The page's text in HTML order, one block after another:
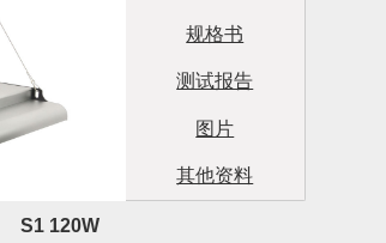
规格书
测试报告
图片
其他资料
S1 120W